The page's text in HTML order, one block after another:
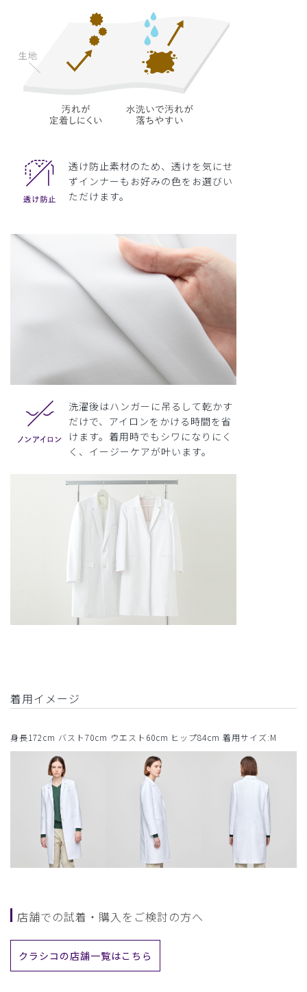
透け防止素材のため、透けを気にせ
ずインナーもお好みの色をお選びい
ただけます。
洗濯後はハンガーに吊るして乾かす
だけで、アイロンをかける時間を省
けます。着用時でもシワになりにく
く、イージーケアが叶います。
着用イメージ
身長172cm バスト70cm ウエスト60cm ヒップ84cm 着用サイズ:M
店舗での試着・購入をご検討の方へ
クラシコの店舗一覧はこちら